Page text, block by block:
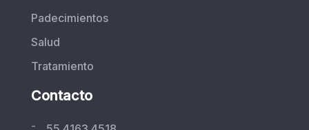
Padecimientos
Salud
Tratamiento
Contacto
-